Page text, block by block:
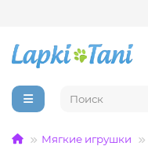
Мягкие игрушки